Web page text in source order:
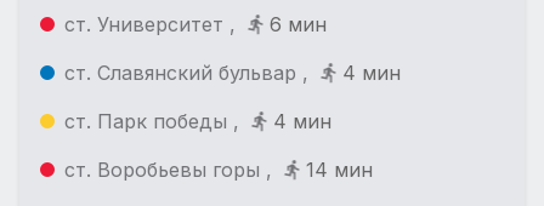
ст. Университет ,
6 мин
ст. Славянский бульвар ,
4 мин
ст. Парк победы ,
4 мин
ст. Воробьевы горы ,
14 мин